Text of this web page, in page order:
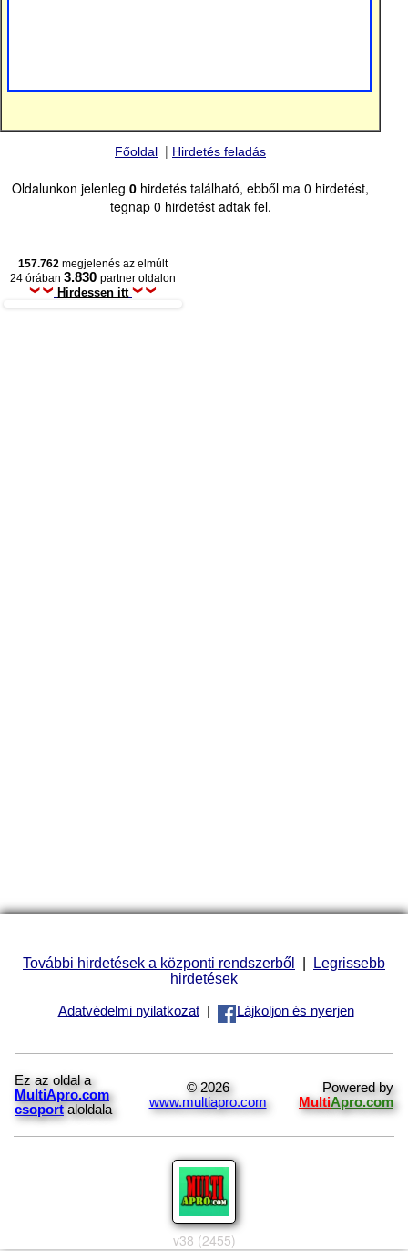
Főoldal | Hirdetés feladás
Oldalunkon jelenleg 0 hirdetés található, ebből ma 0 hirdetést,
tegnap 0 hirdetést adtak fel.
157.762 megjelenés az elmúlt
24 órában 3.830 partner oldalon
Hirdessen itt
További hirdetések a központi rendszerből | Legrissebb
hirdetések
Adatvédelmi nyilatkozat| Lájkoljon és nyerjen
Ez az oldal a
MultiApro.com
csoport aloldala
© 2026
www.multiapro.com
Powered by
MultiApro.com
v38 (2455)